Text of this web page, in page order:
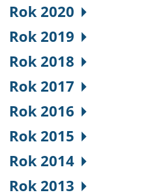
Rok 2020
Rok 2019
Rok 2018
Rok 2017
Rok 2016
Rok 2015
Rok 2014
Rok 2013